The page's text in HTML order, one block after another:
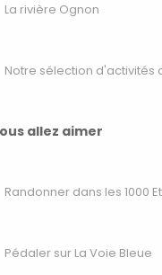
La rivière Ognon
Notre sélection d'activités
allez aimer
Randonner dans les 1000
Pédaler sur La Voie Bleue
Luxeuil